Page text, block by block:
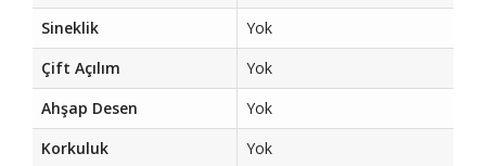
Sineklik
Yok
Çift Açılım
Yok
Ahşap Desen
Yok
Korkuluk
Yok